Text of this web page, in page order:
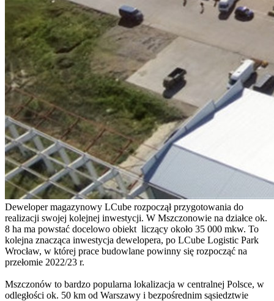
Deweloper magazynowy LCube rozpoczął przygotowania do
realizacji swojej kolejnej inwestycji. W Mszczonowie na działce ok.
8 ha ma powstać docelowo obiekt liczący około 35 000 mkw. To
kolejna znacząca inwestycja dewelopera, po LCube Logistic Park
Wrocław, w której prace budowlane powinny się rozpocząć na
przełomie 2022/23 r.
Mszczonów to bardzo popularna lokalizacja w centralnej Polsce, w
odległości ok. 50 km od Warszawy i bezpośrednim sąsiedztwie